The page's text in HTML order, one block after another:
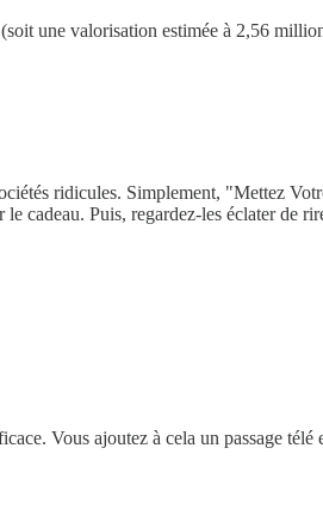
une valorisation estimée à 2,56
ridicules. Simplement, "Mettez
cadeau. Puis, regardez-les éclater
Vous ajoutez à cela un passage